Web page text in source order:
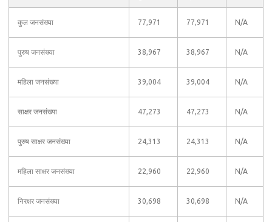
कुल जनसंख्या 77,971 77,971 N/A
पुरुष जनसंख्या 38,967 38,967 N/A
महिला जनसंख्या 39,004 39,004 N/A
साक्षर जनसंख्या 47,273 47,273 N/A
पुरुष साक्षर जनसंख्या 24,313 24,313 N/A
महिला साक्षर जनसंख्या 22,960 22,960 N/A
निरक्षर जनसंख्या 30,698 30,698 N/A